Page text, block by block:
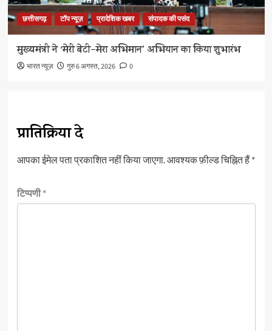
छत्तीसगढ़ टॉप न्यूज़ प्रादेशिक खबर संपादक की पसंद
मुख्यमंत्री ने ‘मेरी बेटी–मेरा अभिमान’ अभियान का किया शुभारंभ
भारत न्यूज़ गुरु 6 अगस्त, 2026 0
प्रातिक्रिया दे
आपका ईमेल पता प्रकाशित नहीं किया जाएगा.आवश्यक फ़ील्ड चिह्नित हैं*
टिप्पणी*